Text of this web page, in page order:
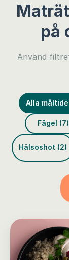
på
Använd
Alla
Fågel (7)
Hälsoshot (2)